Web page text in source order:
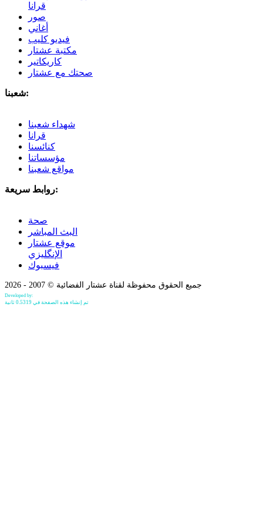
قرانا
صور
أغاني
فيديو كليب
مكتبة عشتار
كاريكاتير
صحتك مع عشتار
شعبنا:
شهداء شعبنا
قرانا
كنائسنا
مؤسساتنا
مواقع شعبنا
روابط سريعة:
صحة
البث المباشر
موقع عشتار
الإنگليزي
فيسبوك
جميع الحقوق محفوظة لقناة عشتار الفضائية © 2007 - 2026
Developed by:
تم إنشاء هذه الصفحة في 0.5319 ثانية